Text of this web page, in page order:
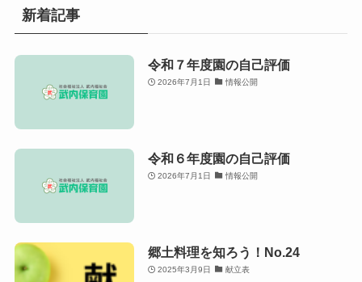
新着記事
令和７年度園の自己評価
2026年7月1日 情報公開
令和６年度園の自己評価
2026年7月1日 情報公開
郷土料理を知ろう！No.24
2025年3月9日 献立表